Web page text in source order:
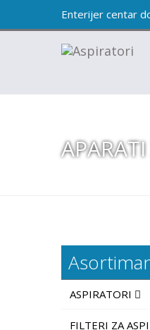
Enterijer centar
ASPIRATORI
FILTERI ZA